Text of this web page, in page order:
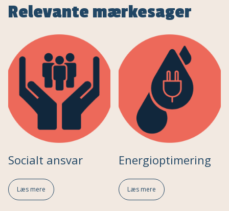
Relevante mærkesager
Socialt ansvar
Læs mere
Energioptimering
Læs mere